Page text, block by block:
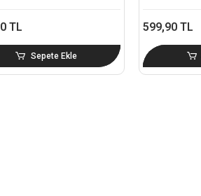
TL
Sepete Ekle
599,90 TL